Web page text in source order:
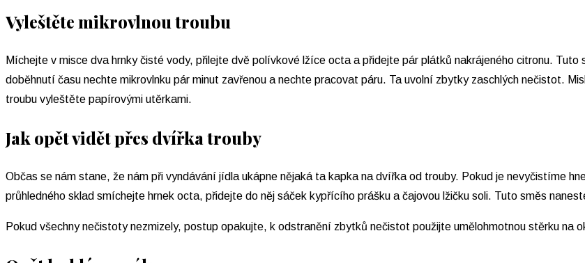
Vyleštěte mikrovlnou troubu
Míchejte v misce dva hrnky čisté vody, přilejte dvě polívkové lžíce octa a přidejte pár plátků nakrájeného citronu.
doběhnutí času nechte mikrovlnku pár minut zavřenou a nechte pracovat páru. Ta uvolní zbytky zaschlých nečistot.
troubu vyleštěte papírovými utěrkami.
Jak opět vidět přes dvířka trouby
Občas se nám stane, že nám při vyndávání jídla ukápne nějaká ta kapka na dvířka od trouby. Pokud je nevyčistíme
průhledného sklad smíchejte hrnek octa, přidejte do něj sáček kypřícího prášku a čajovou lžičku soli. Tuto směs
Pokud všechny nečistoty nezmizely, postup opakujte, k odstranění zbytků nečistot použijte umělohmotnou stěrku na